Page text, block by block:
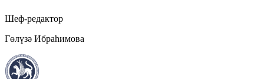
Шеф-редактор
Гөлүзә Ибраһимова